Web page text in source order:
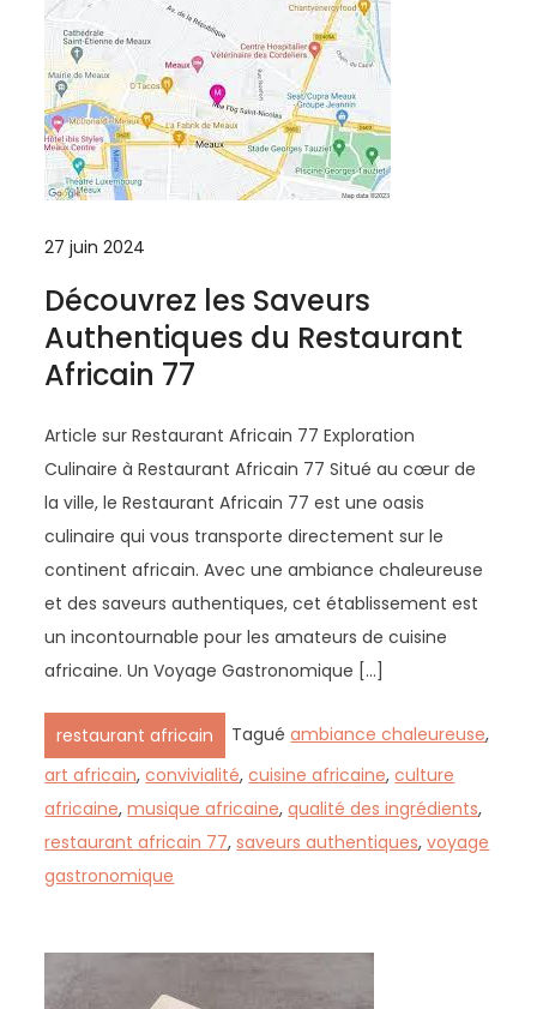
27 juin 2024
Découvrez les Saveurs
Authentiques du Restaurant
Africain 77
Article sur Restaurant Africain 77 Exploration
Culinaire à Restaurant Africain 77 Situé au cœur de
la ville, le Restaurant Africain 77 est une oasis
culinaire qui vous transporte directement sur le
continent africain. Avec une ambiance chaleureuse
et des saveurs authentiques, cet établissement est
un incontournable pour les amateurs de cuisine
africaine. Un Voyage Gastronomique […]
restaurant africain Taguéambiance chaleureuse,
art africain,convivialité,cuisine africaine,culture
africaine,musique africaine,qualité des ingrédients,
restaurant africain 77,saveurs authentiques,voyage
gastronomique